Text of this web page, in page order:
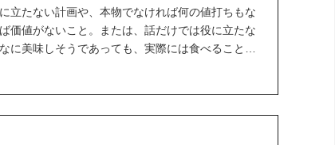
立たない計画や、本物でなければ何の値打ちもな
価値がないこと。または、話だけでは役に立たな
に美味しそうであっても、実際には食べることが